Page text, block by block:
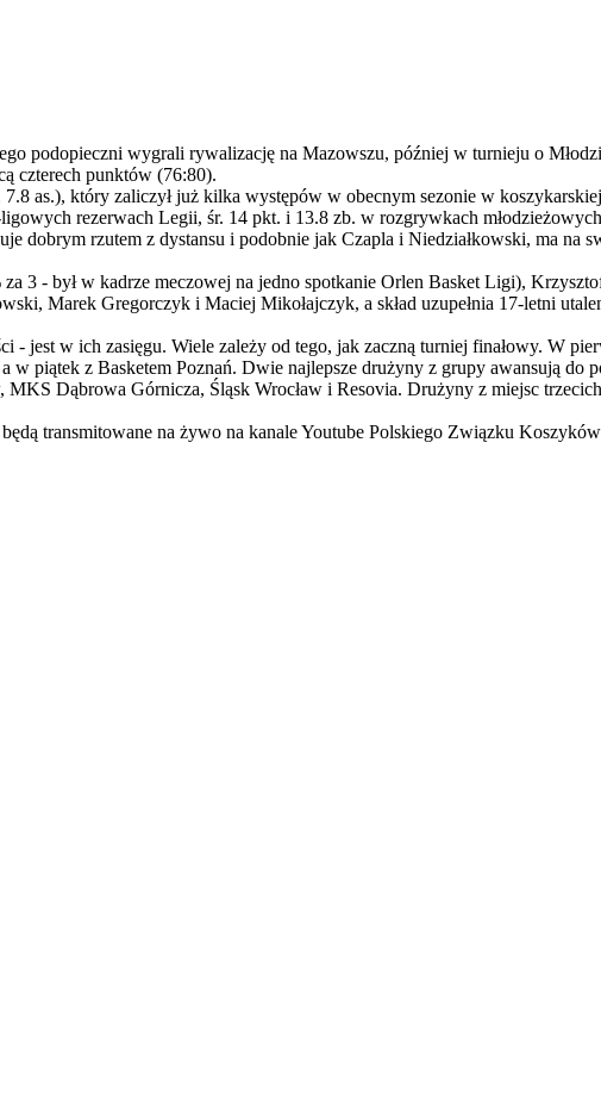
podopieczni wygrali rywalizację na Mazowszu, później w turnieju o
czterech punktów (76:80).
as.), który zaliczył już kilka występów w obecnym sezonie w
rezerwach Legii, śr. 14 pkt. i 13.8 zb. w rozgrywkach
dobrym rzutem z dystansu i podobnie jak Czapla i Niedziałkowski, ma na
3 - był w kadrze meczowej na jedno spotkanie Orlen Basket Ligi),
Marek Gregorczyk i Maciej Mikołajczyk, a skład uzupełnia 17-letni
jest w ich zasięgu. Wiele zależy od tego, jak zaczną turniej finałowy. W
piątek z Basketem Poznań. Dwie najlepsze drużyny z grupy awansują do
Dąbrowa Górnicza, Śląsk Wrocław i Resovia. Drużyny z miejsc
transmitowane na żywo na kanale Youtube Polskiego Związku